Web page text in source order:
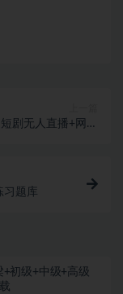
剧无人直播+网盘
习题库
初级+中级+高级